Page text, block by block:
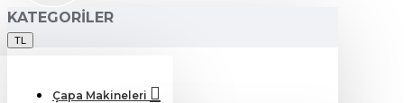
KATEGORILER
TL
Çapa Makineleri